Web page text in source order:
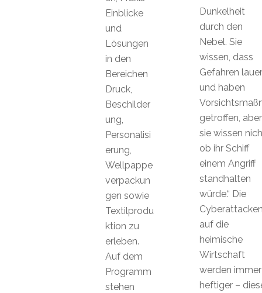
Dunkelheit
durch den
Nebel. Sie
wissen, dass
Gefahren
und haben
getroffen, aber
sie wissen
ob ihr Schiff
einem Angriff
standhalten
würde.“ Die
auf die
heimische
Wirtschaft
werden immer
heftiger –
Einblicke
und
Lösungen
in den
Bereichen
Druck,
Beschilder
ung,
Personalisi
erung,
Wellpappe
verpackun
gen sowie
Textilprodu
ktion zu
erleben.
Auf dem
Programm
stehen